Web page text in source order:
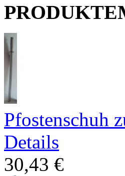
Pfostenschuh
Details
30,43 €